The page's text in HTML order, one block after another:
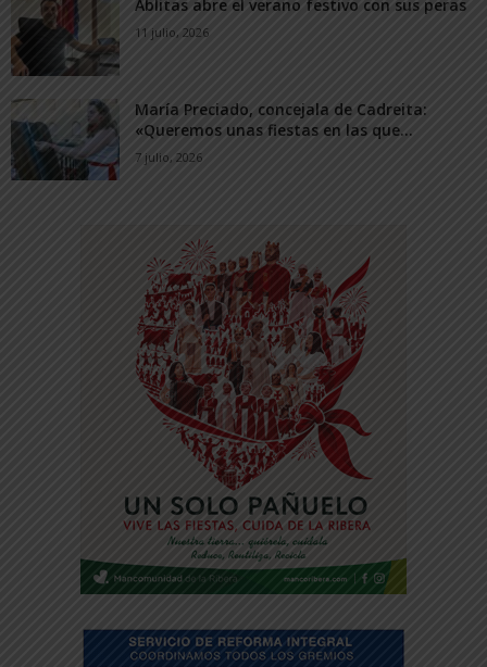
Ablitas abre el verano festivo con sus peras
11 julio, 2026
María Preciado, concejala de Cadreita:
«Queremos unas fiestas en las que...
7 julio, 2026